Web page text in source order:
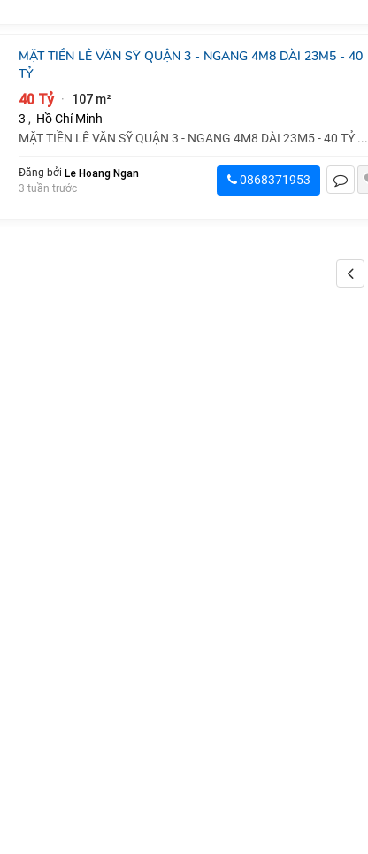
MẶT TIỀN LÊ VĂN SỸ QUẬN 3 - NGANG 4M8 DÀI 23M5 - 40
TỶ
40 Tỷ · 107 m²
3 , Hồ Chí Minh
MẶT TIỀN LÊ VĂN SỸ QUẬN 3 - NGANG 4M8 DÀI 23M5 - 40 TỶ ...
Đăng bởi Le Hoang Ngan
3 tuần trước
0868371953